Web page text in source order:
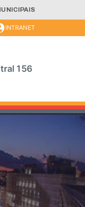
INTRANET
156